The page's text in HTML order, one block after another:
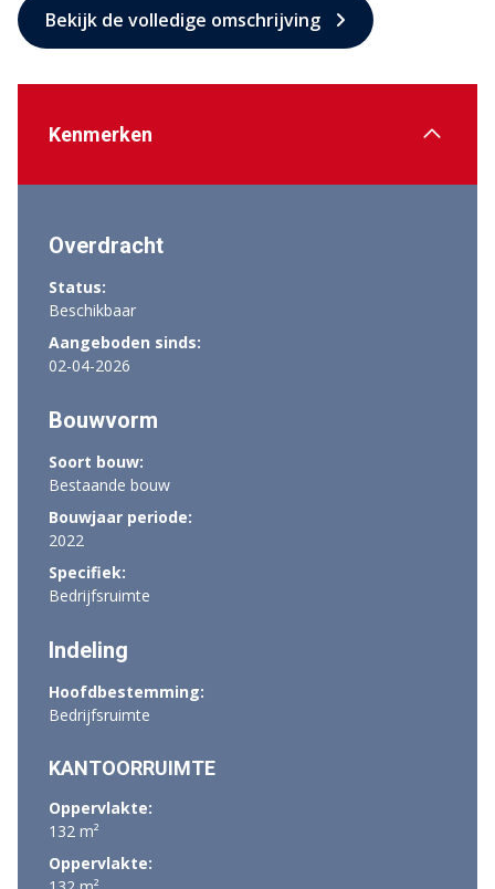
Bekijk de volledige omschrijving
Kenmerken
Overdracht
Status:
Beschikbaar
Aangeboden sinds:
02-04-2026
Bouwvorm
Soort bouw:
Bestaande bouw
Bouwjaar periode:
2022
Specifiek:
Bedrijfsruimte
Indeling
Hoofdbestemming:
Bedrijfsruimte
KANTOORRUIMTE
Oppervlakte:
132 m²
Oppervlakte: